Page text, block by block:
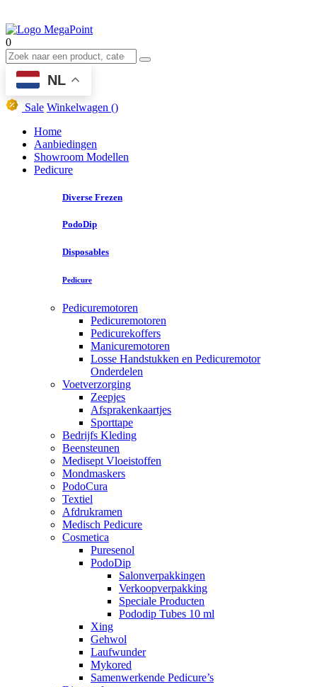
0
NL
Sale Winkelwagen ()
Home
Aanbiedingen
Showroom Modellen
Pedicure
Diverse Frezen
PodoDip
Disposables
Pedicure
Pedicuremotoren
Pedicuremotoren
Pedicurekoffers
Manicuremotoren
Losse Handstukken en Pedicuremotor
Onderdelen
Voetverzorging
Zeepjes
Afsprakenkaartjes
Sporttape
Bedrijfs Kleding
Beensteunen
Medisept Vloeistoffen
Mondmaskers
PodoCura
Textiel
Afdrukramen
Medisch Pedicure
Cosmetica
Puresenol
PodoDip
Salonverpakkingen
Verkoopverpakking
Speciale Producten
Pododip Tubes 10 ml
Xing
Gehwol
Laufwunder
Mykored
Samenwerkende Pedicure’s